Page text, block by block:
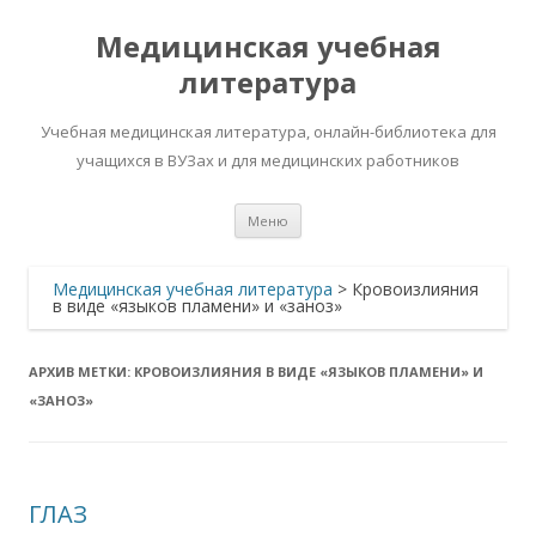
Медицинская учебная
литература
Учебная медицинская литература, онлайн-библиотека для
учащихся в ВУЗах и для медицинских работников
Меню
Медицинская учебная литература > Кровоизлияния
в виде «языков пламени» и «заноз»
АРХИВ МЕТКИ: КРОВОИЗЛИЯНИЯ В ВИДЕ «ЯЗЫКОВ ПЛАМЕНИ» И
«ЗАНОЗ»
ГЛАЗ